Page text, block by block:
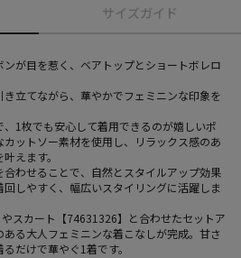
サイズガイド
が目を惹く、ベアトップとショートボレロ
立てながら、華やかでフェミニンな印象を
1枚でも安心して着用できるのが嬉しいポ
ットソー素材を使用し、リラックス感のあ
えます。
わせることで、自然とスタイルアップ効果
しやすく、幅広いスタイリングに活躍しま
スカート【74631326】と合わせたセットア
る大人フェミニンな着こなしが完成。甘さ
だけで華やぐ1着です。